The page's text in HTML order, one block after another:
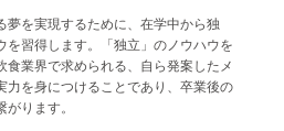
夢を実現するために、在学中から独
を習得します。「独立」のノウハウを
食業界で求められる、自ら発案したメ
力を身につけることであり、卒業後の
ります。